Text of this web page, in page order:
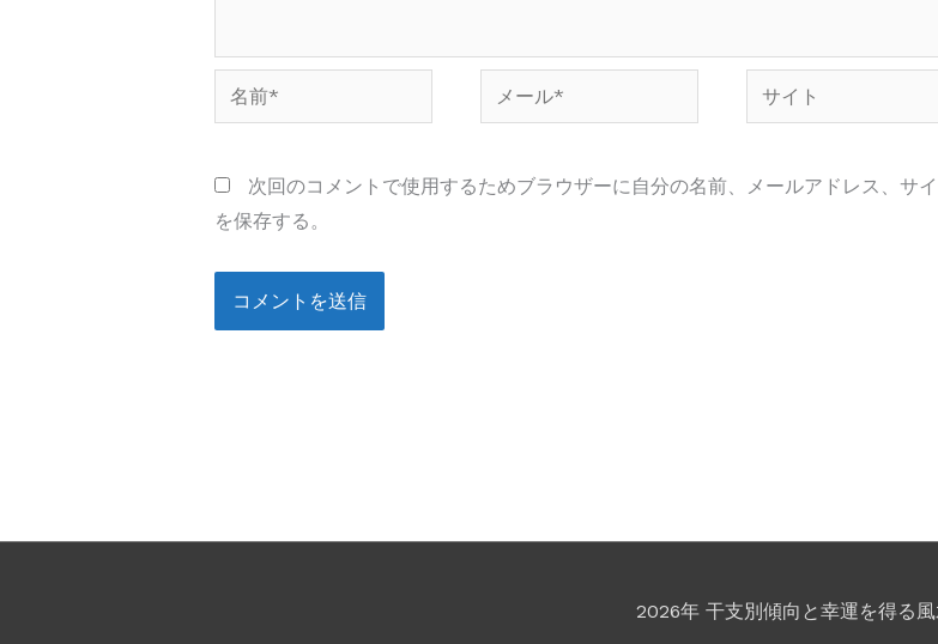
前
ー
*
イ
次回のコメントで使用するためブラウザーに自分の名前、メールアドレス、サイ
を保存する。
2026年 干支別傾向と幸運を得る